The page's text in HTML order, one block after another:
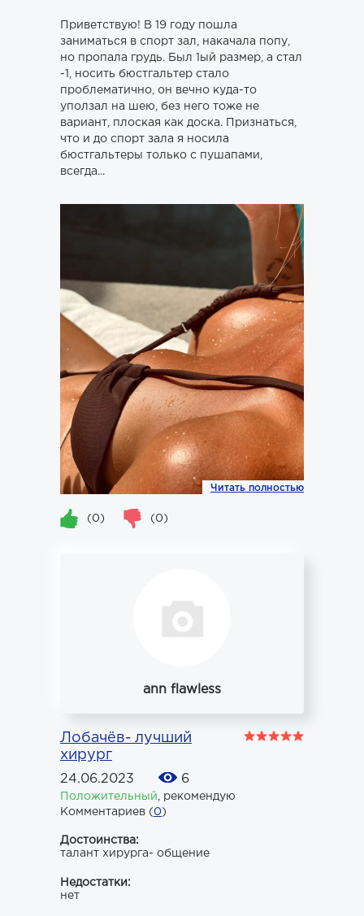
Приветствую! В 19 году пошла
заниматься в спорт зал, накачала попу,
но пропала грудь. Был 1ый размер, а стал
-1, носить бюстгальтер стало
проблематично, он вечно куда-то
уползал на шею, без него тоже не
вариант, плоская как доска. Признаться,
что и до спорт зала я носила
бюстгальтеры только с пушапами,
всегда...
Читать полностью
(0) (0)
ann flawless
Лобачёв- лучший
хирург
24.06.2023 6
Положительный
рекомендую
Комментариев (0)
Достоинства:
талант хирурга- общение
Недостатки:
нет